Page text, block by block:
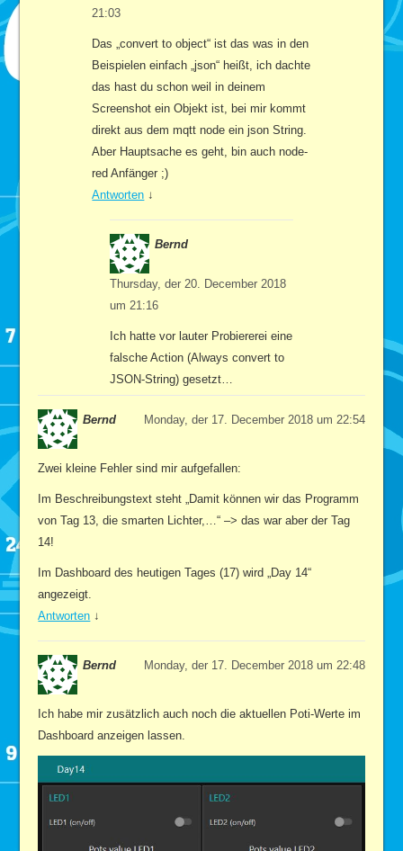
21:03
Das „convert to object“ ist das was in den
Beispielen einfach „json“ heißt, ich dachte
das hast du schon weil in deinem
Screenshot ein Objekt ist, bei mir kommt
direkt aus dem mqtt node ein json String.
Aber Hauptsache es geht, bin auch node-
red Anfänger ;)
Antworten ↓
Bernd
Thursday, der 20. December 2018
um 21:16
Ich hatte vor lauter Probiererei eine
falsche Action (Always convert to
JSON-String) gesetzt…
Bernd Monday, der 17. December 2018 um 22:54
Zwei kleine Fehler sind mir aufgefallen:
Im Beschreibungstext steht „Damit können wir das Programm
von Tag 13, die smarten Lichter,…“ –> das war aber der Tag
14!
Im Dashboard des heutigen Tages (17) wird „Day 14“
angezeigt.
Antworten ↓
Bernd Monday, der 17. December 2018 um 22:48
Ich habe mir zusätzlich auch noch die aktuellen Poti-Werte im
Dashboard anzeigen lassen.